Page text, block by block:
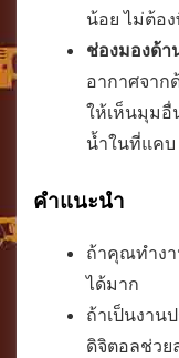
น้อย ไม่ต้อ
ช่องมองด้า
อากาศจาก
ให้เห็นมุมอื่
น้ำในที่แคบ
คำแนะนำ
ถ้าคุณทำงา
ได้มาก
ถ้าเป็นงาน
ดิจิตอลช่วย